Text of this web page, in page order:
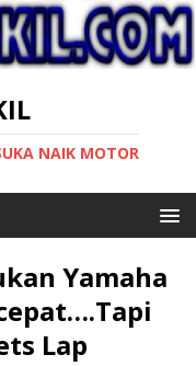
NAIK MOTOR
Yamaha
Lap